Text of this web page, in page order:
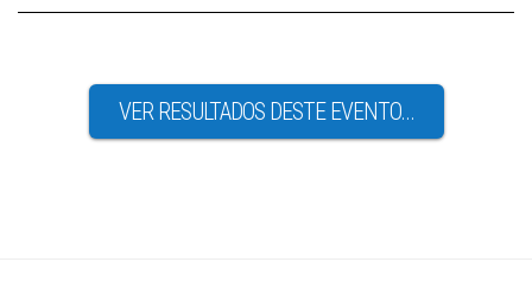
VER RESULTADOS DESTE EVENTO...